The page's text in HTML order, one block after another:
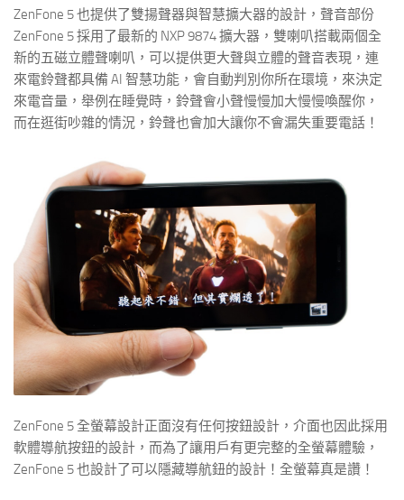
ZenFone 5 也提供了雙揚聲器與智慧擴大器的設計，聲音部份
ZenFone 5 採用了最新的 NXP 9874 擴大器，雙喇叭搭載兩個全
新的五磁立體聲喇叭，可以提供更大聲與立體的聲音表現，連
來電鈴聲都具備 AI 智慧功能，會自動判別你所在環境，來決定
來電音量，舉例在睡覺時，鈴聲會小聲慢慢加大慢慢喚醒你，
而在逛街吵雜的情況，鈴聲也會加大讓你不會漏失重要電話！
ZenFone 5 全螢幕設計正面沒有任何按鈕設計，介面也因此採用
軟體導航按鈕的設計，而為了讓用戶有更完整的全螢幕體驗，
ZenFone 5 也設計了可以隱藏導航鈕的設計！全螢幕真是讚！